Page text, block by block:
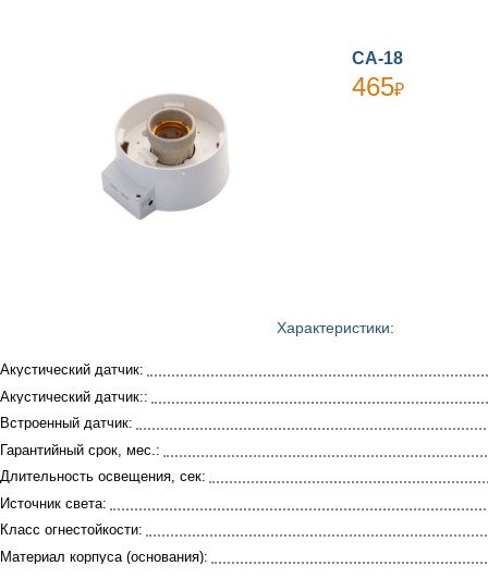
СА-18
465₽
Характеристики:
Акустический датчик:
Акустический датчик::
Встроенный датчик:
Гарантийный срок, мес.:
Длительность освещения, сек:
Источник света:
Класс огнестойкости:
Материал корпуса (основания):